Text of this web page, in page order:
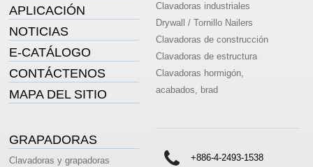
APLICACIÓN
NOTICIAS
E-CATÁLOGO
CONTÁCTENOS
MAPA DEL SITIO
Clavadoras industriales
Drywall / Tornillo Nailers
Clavadoras de construcción
Clavadoras de estructura
Clavadoras hormigón,
acabados, brad
GRAPADORAS
Clavadoras y grapadoras
+886-4-2493-1538